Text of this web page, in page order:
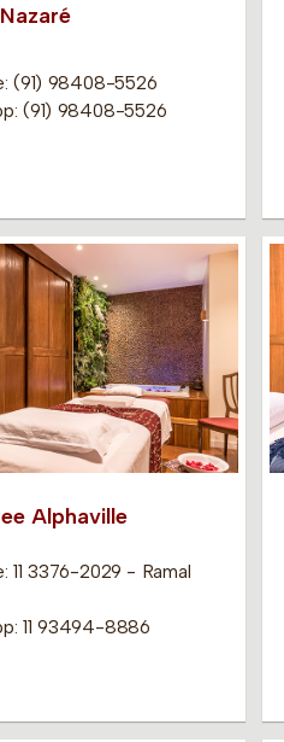
(91) 98408-5526
(91) 98408-5526
Alphaville
11 3376-2029 - Ramal
11 93494-8886